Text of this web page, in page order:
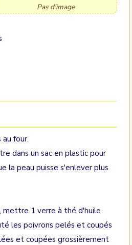
Pas d'image
four.
dans un sac en plastic pour
la peau puisse s'enlever plus
mettre 1 verre à thé d'huile
les poivrons pelés et coupés
et coupées grossièrement